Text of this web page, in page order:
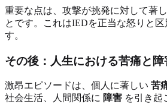
重要な点は、攻撃が挑発に対して著
とです。これはIEDを正当な怒りと区
す。
その後：人生における苦痛と障
激昂エピソードは、個人に著しい 苦
社会生活、人間関係に 障害 を引き起